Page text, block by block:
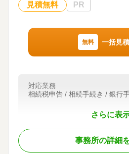
見積無料 PR
無料 一括見
さらに表
対応業務
相続税申告 / 相続手続き / 銀行
事務所の詳細